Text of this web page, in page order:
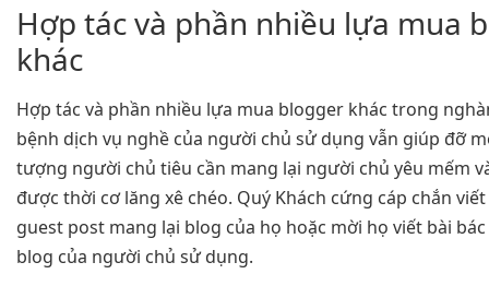
Hợp tác và phần nhiều lựa mua
khác
Hợp tác và phần nhiều lựa mua blogger khác trong
bệnh dịch vụ nghề của người chủ sử dụng vẫn giúp đỡ
tượng người chủ tiêu cần mang lại người chủ yêu mếm
được thời cơ lăng xê chéo. Quý Khách cứng cáp chắn
guest post mang lại blog của họ hoặc mời họ viết bài
blog của người chủ sử dụng.